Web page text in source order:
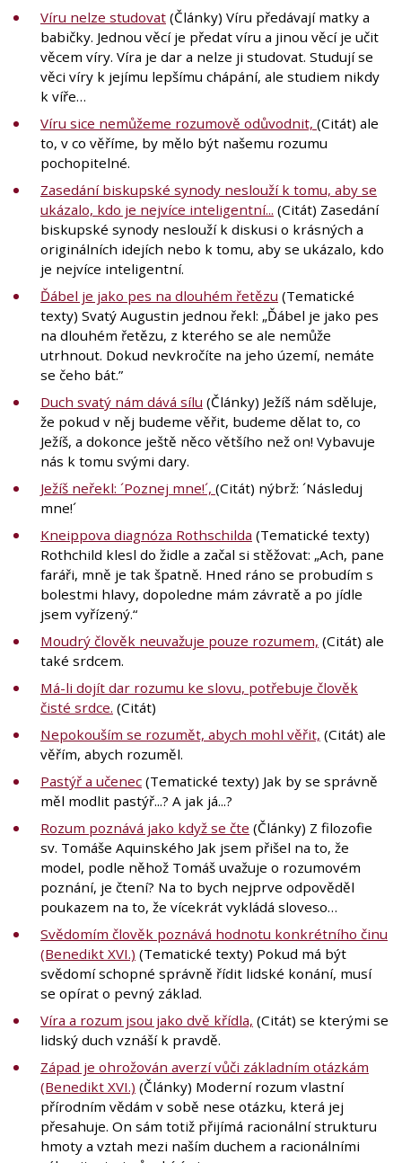
Víru nelze studovat (Články) Víru předávají matky a
babičky. Jednou věcí je předat víru a jinou věcí je učit
věcem víry. Víra je dar a nelze ji studovat. Studují se
věci víry k jejímu lepšímu chápání, ale studiem nikdy
k víře…
Víru sice nemůžeme rozumově odůvodnit, (Citát) ale
to, v co věříme, by mělo být našemu rozumu
pochopitelné.
Zasedání biskupské synody neslouží k tomu, aby se
ukázalo, kdo je nejvíce inteligentní... (Citát) Zasedání
biskupské synody neslouží k diskusi o krásných a
originálních idejích nebo k tomu, aby se ukázalo, kdo
je nejvíce inteligentní.
Ďábel je jako pes na dlouhém řetězu (Tematické
texty) Svatý Augustin jednou řekl: „Ďábel je jako pes
na dlouhém řetězu, z kterého se ale nemůže
utrhnout. Dokud nevkročíte na jeho území, nemáte
se čeho bát.”
Duch svatý nám dává sílu (Články) Ježíš nám sděluje,
že pokud v něj budeme věřit, budeme dělat to, co
Ježíš, a dokonce ještě něco většího než on! Vybavuje
nás k tomu svými dary.
Ježíš neřekl: ´Poznej mne!´, (Citát) nýbrž: ´Následuj
mne!´
Kneippova diagnóza Rothschilda (Tematické texty)
Rothchild klesl do židle a začal si stěžovat: „Ach, pane
faráři, mně je tak špatně. Hned ráno se probudím s
bolestmi hlavy, dopoledne mám závratě a po jídle
jsem vyřízený.“
Moudrý člověk neuvažuje pouze rozumem, (Citát) ale
také srdcem.
Má-li dojít dar rozumu ke slovu, potřebuje člověk
čisté srdce. (Citát)
Nepokouším se rozumět, abych mohl věřit, (Citát) ale
věřím, abych rozuměl.
Pastýř a učenec (Tematické texty) Jak by se správně
měl modlit pastýř...? A jak já...?
Rozum poznává jako když se čte (Články) Z filozofie
sv. Tomáše Aquinského Jak jsem přišel na to, že
model, podle něhož Tomáš uvažuje o rozumovém
poznání, je čtení? Na to bych nejprve odpověděl
poukazem na to, že vícekrát vykládá sloveso…
Svědomím člověk poznává hodnotu konkrétního činu
(Benedikt XVI.) (Tematické texty) Pokud má být
svědomí schopné správně řídit lidské konání, musí
se opírat o pevný základ.
Víra a rozum jsou jako dvě křídla, (Citát) se kterými se
lidský duch vznáší k pravdě.
Západ je ohrožován averzí vůči základním otázkám
(Benedikt XVI.) (Články) Moderní rozum vlastní
přírodním vědám v sobě nese otázku, která jej
přesahuje. On sám totiž přijímá racionální strukturu
hmoty a vztah mezi naším duchem a racionálními